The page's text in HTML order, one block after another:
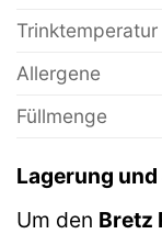
Trinktemperatur
Allergene
Füllmenge
Lagerung
Um den Bretz